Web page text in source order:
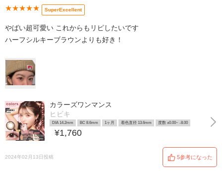
★★★★★ SuperExcellent
やばい超可愛い これからもリピしたいです
ハーフシルキーブラウンよりも好き！
カラーズワンマンス
ヒビキ
DIA 14.2mm BC 8.6mm 1ヶ月 着色直径 13.6mm 度数 ±0.00~ -8.00
¥1,760
2024年02月13日投稿 5参考になった